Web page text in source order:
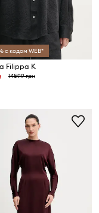
с кодом WEB*
Filippa K
14599 грн